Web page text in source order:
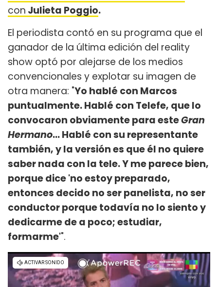
con Julieta Poggio.
El periodista contó en su programa que el
ganador de la última edición del reality
show optó por alejarse de los medios
convencionales y explotar su imagen de
otra manera: "Yo hablé con Marcos
puntualmente. Hablé con Telefe, que lo
convocaron obviamente para esteGran
Hermano... Hablé con su representante
también, y la versión es que él no quiere
saber nada con la tele. Y me parece bien,
porque dice 'no estoy preparado,
entonces decido no ser panelista, no ser
conductor porque todavía no lo siento y
dedicarme de a poco; estudiar,
formarme'".